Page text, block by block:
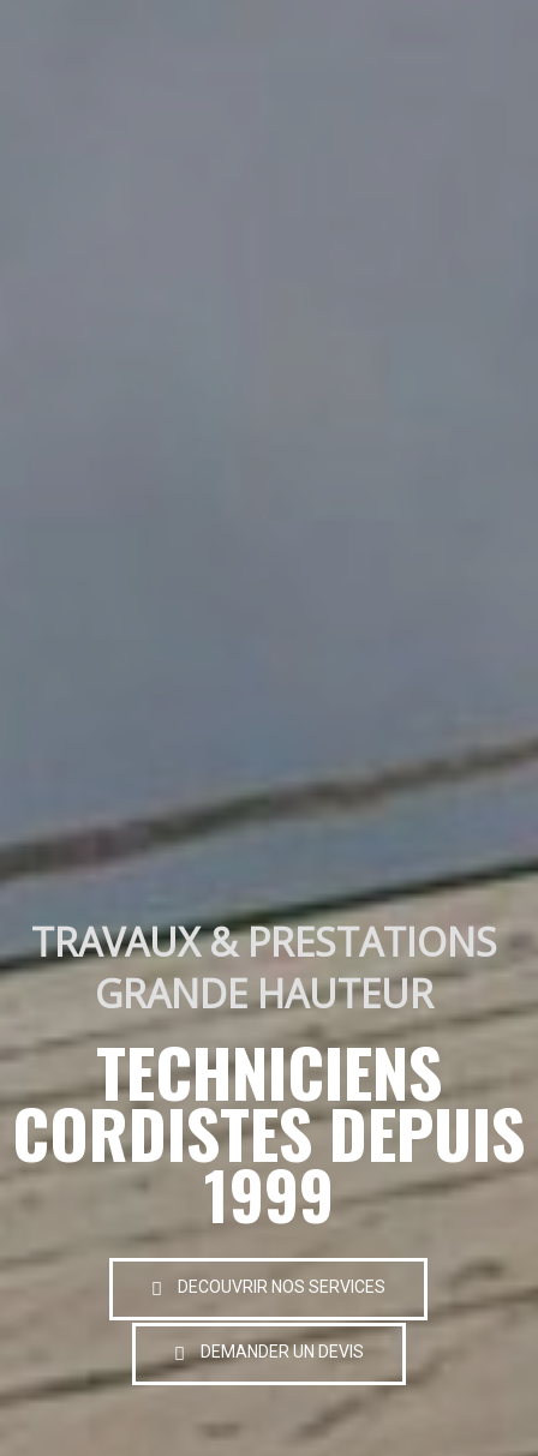
TRAVAUX & PRESTATIONS
GRANDE HAUTEUR
TECHNICIENS
CORDISTES DEPUIS
1999
DECOUVRIR NOS SERVICES
DEMANDER UN DEVIS